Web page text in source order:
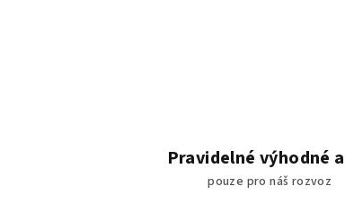
Pravidelné výhodné
pouze pro náš rozvoz